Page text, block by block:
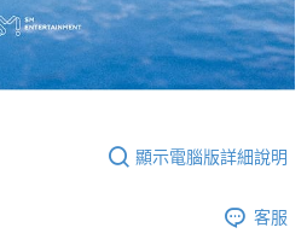
顯示電腦版詳細說明
客服